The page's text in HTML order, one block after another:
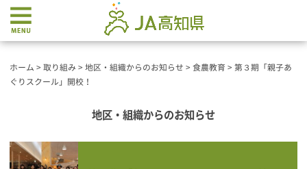
ホーム > 取り組み > 地区・組織からのお知らせ > 食農教育 > 第３期「親子あ
ぐりスクール」開校！
地区・組織からのお知らせ